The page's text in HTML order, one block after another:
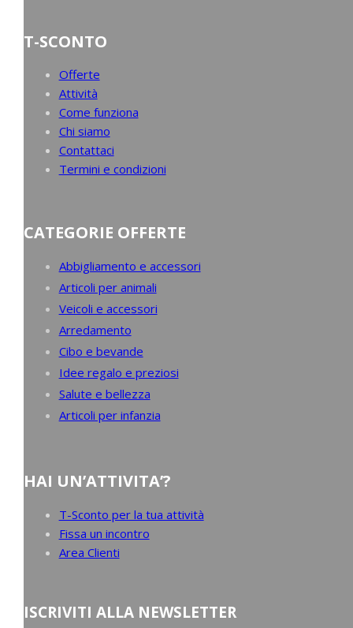
T-SCONTO
Offerte
Attività
Come funziona
Chi siamo
Contattaci
Termini e condizioni
CATEGORIE OFFERTE
Abbigliamento e accessori
Articoli per animali
Veicoli e accessori
Arredamento
Cibo e bevande
Idee regalo e preziosi
Salute e bellezza
Articoli per infanzia
HAI UN’ATTIVITA’?
T-Sconto per la tua attività
Fissa un incontro
Area Clienti
ISCRIVITI ALLA NEWSLETTER